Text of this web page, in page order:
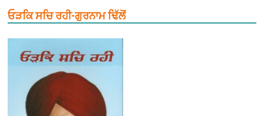
ਓੜਕਿ ਸਚਿ ਰਹੀ-ਗੁਰਨਾਮ ਢਿੱਲੋਂ